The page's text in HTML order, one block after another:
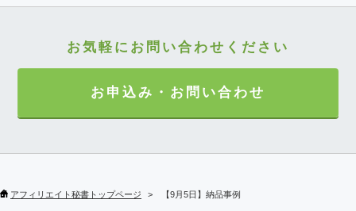
お気軽にお問い合わせください
お申込み・お問い合わせ
アフィリエイト秘書トップページ 【9月5日】納品事例